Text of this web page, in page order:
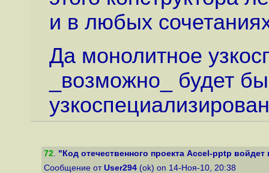
и в любых
Да монолитное
_возможно_ будет
72. "Код отечественного проекта Accel-pptp
Сообщение от User294 (ok) on 14-Ноя-10, 20:38